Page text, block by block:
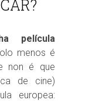
película
menos é
non é que
de cine)
europea: